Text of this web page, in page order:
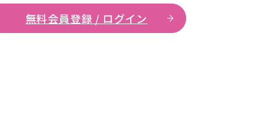
無料会員登録 / ログイン